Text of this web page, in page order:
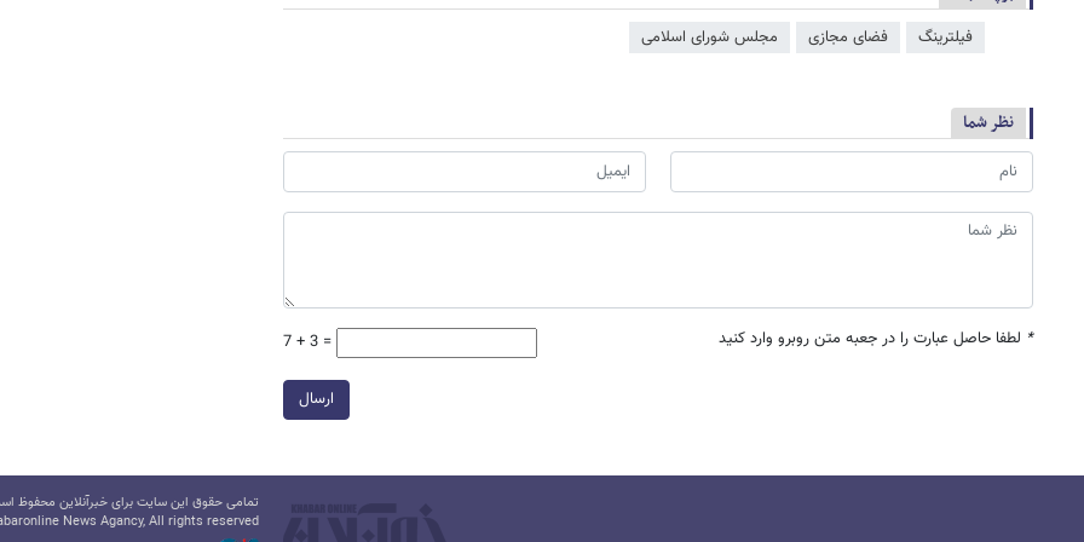
فیلترینگ فضای مجازی مجلس شورای اسلامی
نظر شما
* لطفا حاصل عبارت را در جعبه متن روبرو وارد کنید 7 + 3 =
ارسال
تمامی حقوق این سایت برای خبرآنلاین محفوظ
News Agancy, All rights reserved